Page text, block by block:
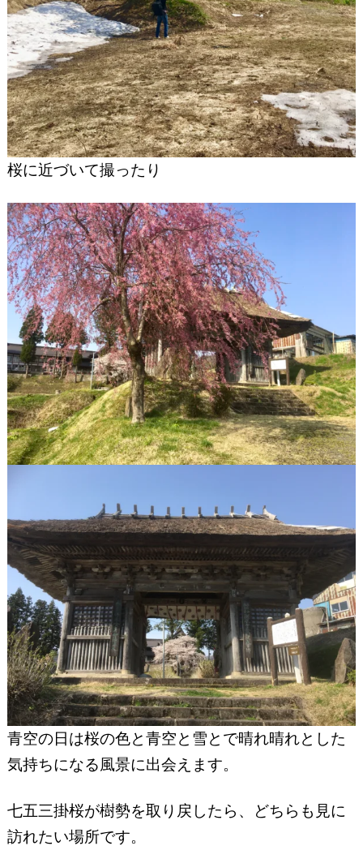
桜に近づいて撮ったり
青空の日は桜の色と青空と雪とで晴れ晴れとした
気持ちになる風景に出会えます。
七五三掛桜が樹勢を取り戻したら、どちらも見に
訪れたい場所です。